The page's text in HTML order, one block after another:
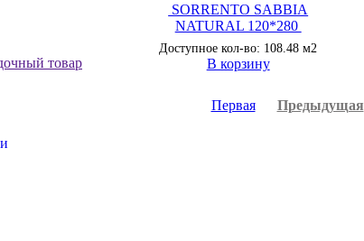
товар
SORRENTO SABBIA
NATURAL 120*280
Доступное кол-во: 108.48 м2
В корзину
Первая Предыдущая